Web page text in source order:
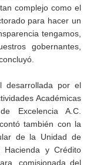
complejo como el
para hacer un
tengamos,
gobernantes,
desarrollada por el
Académicas
Excelencia A.C.
también con la
de la Unidad de
Hacienda y Crédito
comisionada del